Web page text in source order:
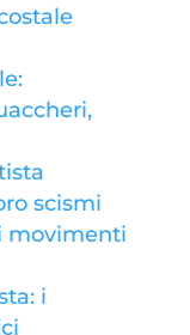
scismi
movimenti
i